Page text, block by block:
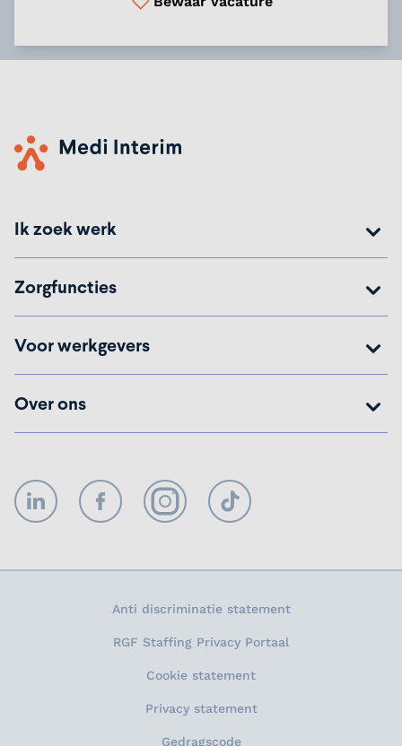
Ik zoek werk
Zorgfuncties
Voor werkgevers
Over ons
LinkedIn FacebookInstagramTikTok
Anti discriminatie statement
RGF Staffing Privacy Portaal
Cookie statement
Privacy statement
Gedragscode